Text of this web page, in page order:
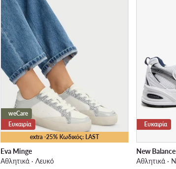
extra -25% Κωδικός: LAST
weCare
Ευκαιρία
Eva Minge
Αθλητικά · Λευκό
Ευκαιρία
New Balance
Αθλητικά ·